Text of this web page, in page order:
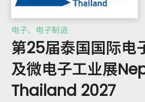
电子、电子制造
第25届泰国国际电
及微电子工业展
Thailand 2027